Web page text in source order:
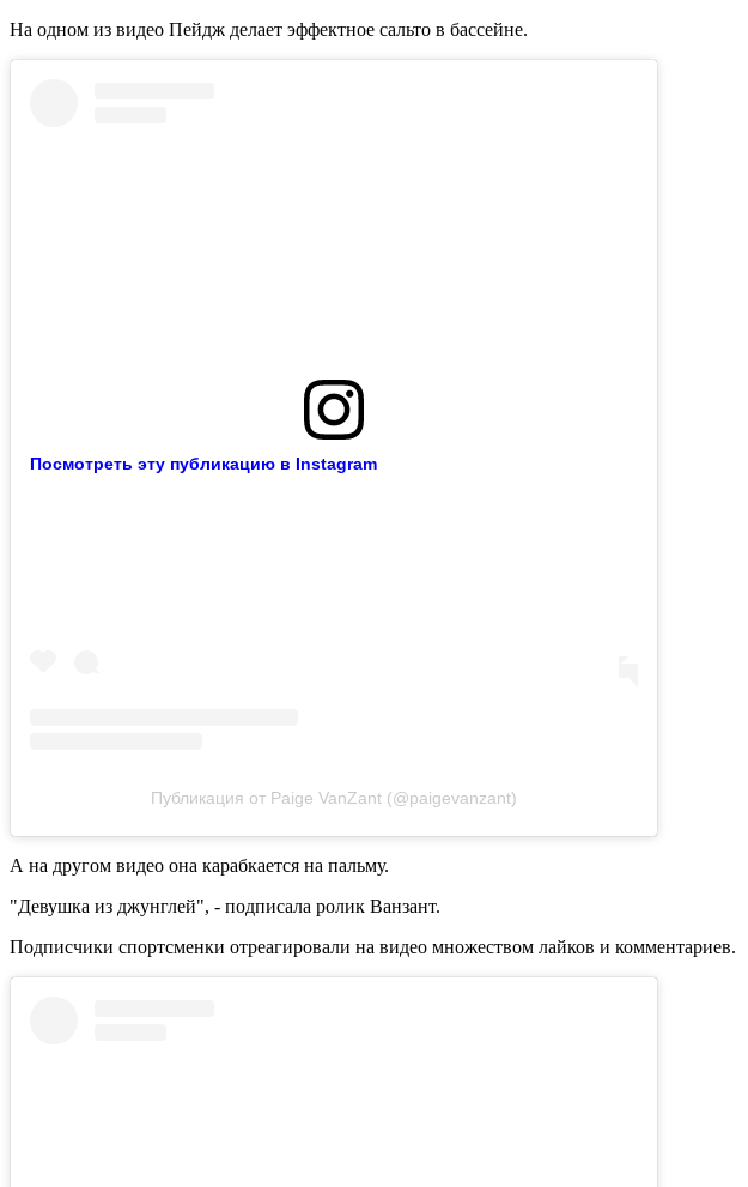
На одном из видео Пейдж делает эффектное сальто в бассейне.
Посмотреть эту публикацию в Instagram
Публикация от Paige VanZant (@paigevanzant)
А на другом видео она карабкается на пальму.
"Девушка из джунглей", - подписала ролик Ванзант.
Подписчики спортсменки отреагировали на видео множеством лайков и комментариев.